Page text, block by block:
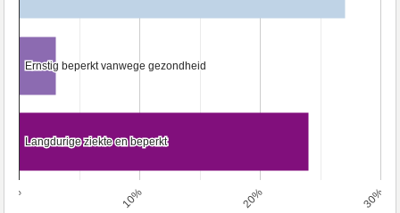
0% 10% 20% 30%
Ernstig beperkt vanwege gezondheid
Ernstig beperkt vanwege gezondheid
Langdurige ziekte en beperkt
Langdurige ziekte en beperkt